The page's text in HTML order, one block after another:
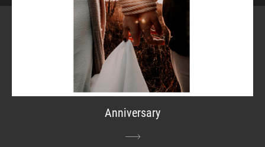
Anniversary